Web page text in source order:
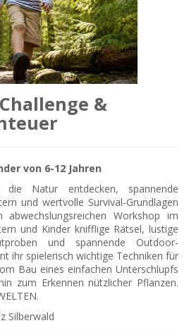
&
von 6-12 Jahren
Natur entdecken, spannende
und wertvolle Survival-Grundlagen
abwechslungsreichen Workshop im
und Kinder knifflige Rätsel, lustige
und spannende Outdoor-
ihr spielerisch wichtige Techniken für
Bau eines einfachen Unterschlupfs
zum Erkennen nützlicher Pflanzen.
Silberwald